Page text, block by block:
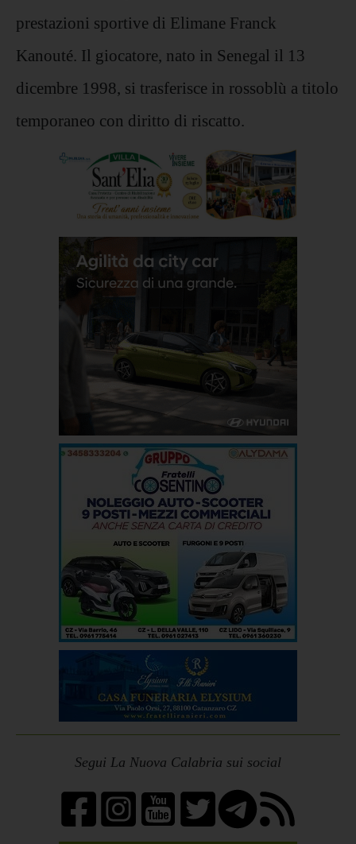
prestazioni sportive di Elimane Franck
Kanouté. Il giocatore, nato in Senegal il 13
dicembre 1998, si trasferisce in rossoblù a titolo
temporaneo con diritto di riscatto.
Segui La Nuova Calabria sui social